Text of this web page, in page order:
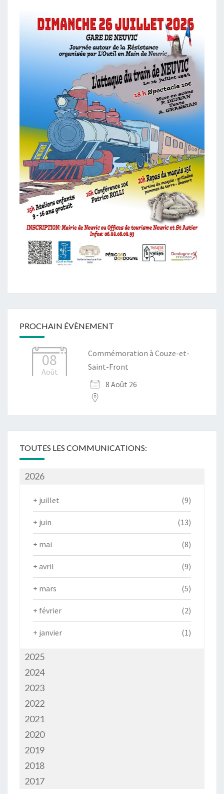
PROCHAIN ÉVÈNEMENT
08
Août
Commémoration à Couze-et-
Saint-Front
8 Août 26
TOUTES LES COMMUNICATIONS:
2026
+ juillet (9)
+ juin (13)
+ mai (8)
+ avril (9)
+ mars (5)
+ février (2)
+ janvier (1)
2025
2024
2023
2022
2021
2020
2019
2018
2017